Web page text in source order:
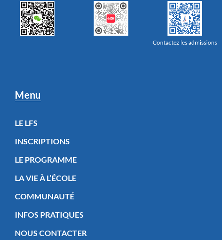
Contactez les admissions
Menu
LE LFS
INSCRIPTIONS
LE PROGRAMME
LA VIE À L’ÉCOLE
COMMUNAUTÉ
INFOS PRATIQUES
NOUS CONTACTER